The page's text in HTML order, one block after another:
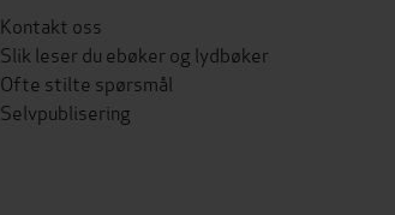
Kontakt oss
Slik leser du ebøker og lydbøker
Ofte stilte spørsmål
Selvpublisering